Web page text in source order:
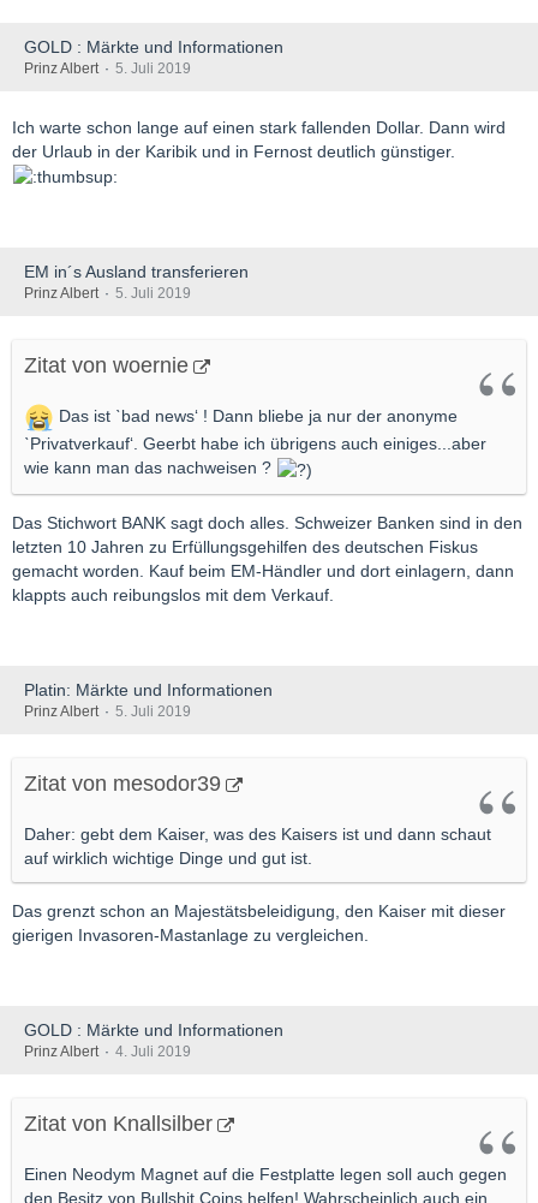
GOLD : Märkte und Informationen
Prinz Albert 5. Juli 2019
Ich warte schon lange auf einen stark fallenden Dollar. Dann wird
der Urlaub in der Karibik und in Fernost deutlich günstiger.
EM in´s Ausland transferieren
Prinz Albert 5. Juli 2019
Zitat von woernie
Das ist ˋbad news‘ ! Dann bliebe ja nur der anonyme
ˋPrivatverkauf‘. Geerbt habe ich übrigens auch einiges...aber
wie kann man das nachweisen ?
Das Stichwort BANK sagt doch alles. Schweizer Banken sind in den
letzten 10 Jahren zu Erfüllungsgehilfen des deutschen Fiskus
gemacht worden. Kauf beim EM-Händler und dort einlagern, dann
klappts auch reibungslos mit dem Verkauf.
Platin: Märkte und Informationen
Prinz Albert 5. Juli 2019
Zitat von mesodor39
Daher: gebt dem Kaiser, was des Kaisers ist und dann schaut
auf wirklich wichtige Dinge und gut ist.
Das grenzt schon an Majestätsbeleidigung, den Kaiser mit dieser
gierigen Invasoren-Mastanlage zu vergleichen.
GOLD : Märkte und Informationen
Prinz Albert 4. Juli 2019
Zitat von Knallsilber
Einen Neodym Magnet auf die Festplatte legen soll auch gegen
den Besitz von Bullshit Coins helfen! Wahrscheinlich auch ein